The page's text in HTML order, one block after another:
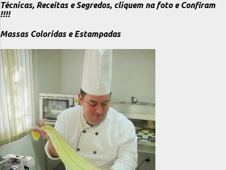
Técnicas, Receitas e Segredos, cliquem na foto e Confiram
!!!!
Massas Coloridas e Estampadas